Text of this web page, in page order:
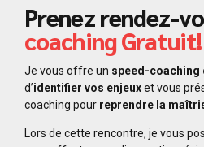
Prenez rendez-
coaching Gratuit!
Je vous offre un speed-coaching
d’identifier vos enjeuxet vous
coaching pour reprendre la
Lors de cette rencontre, je vous